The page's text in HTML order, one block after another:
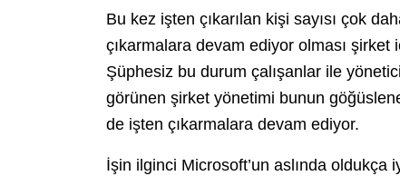
Bu kez işten çıkarılan kişi sayısı çok
çıkarmalara devam ediyor olması şirket
Şüphesiz bu durum çalışanlar ile
görünen şirket yönetimi bunun
de işten çıkarmalara devam ediyor.
İşin ilginci Microsoft’un aslında oldukça